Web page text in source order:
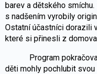
barev a dětského
s nadšením vyrobily
Ostatní účastníci dorazili
které si přinesli z
Program pokračoval
děti mohly pochlubit